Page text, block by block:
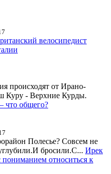
велосипедист
происходят от Ирано-
Куру - Верхние Курды.
что общего?
Полесье? Совсем не
бросили.С... Ирек
относиться к